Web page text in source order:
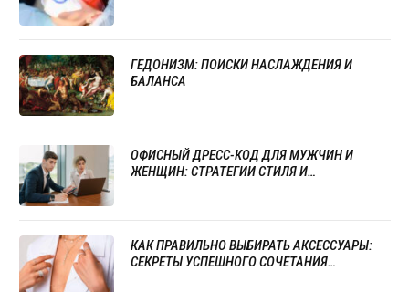
ГЕДОНИЗМ: ПОИСКИ НАСЛАЖДЕНИЯ И
БАЛАНСА
ОФИСНЫЙ ДРЕСС-КОД ДЛЯ МУЖЧИН И
ЖЕНЩИН: СТРАТЕГИИ СТИЛЯ И
КАК ПРАВИЛЬНО ВЫБИРАТЬ АКСЕССУАРЫ:
СЕКРЕТЫ УСПЕШНОГО СОЧЕТАНИЯ